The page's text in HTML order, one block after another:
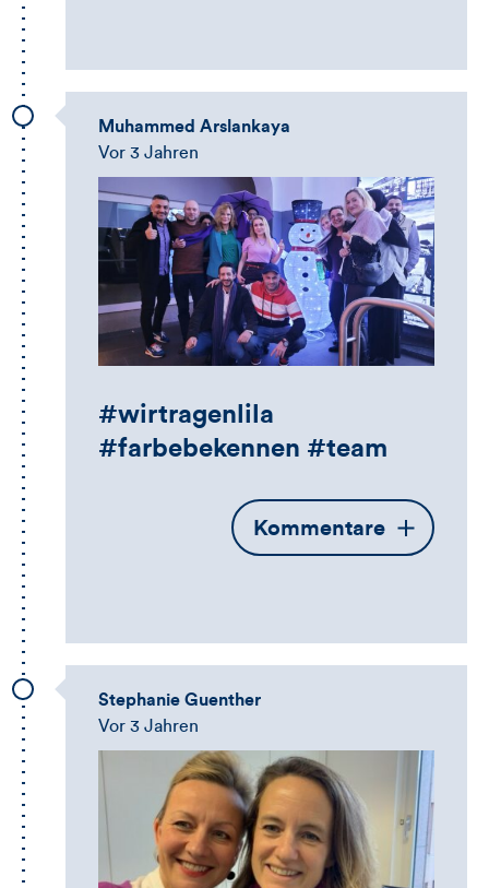
Muhammed Arslankaya
Vor 3 Jahren
#wirtragenlila
#farbebekennen #team
Öffnet
die
Kommentare
Stephanie Guenther
Vor 3 Jahren